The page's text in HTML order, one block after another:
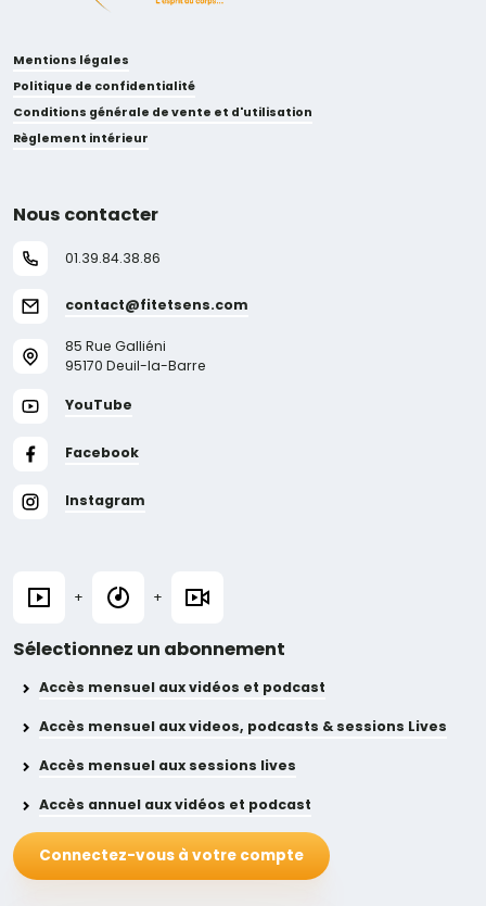
Mentions légales
Politique de confidentialité
Conditions générale de vente et d'utilisation
Règlement intérieur
Nous contacter
01.39.84.38.86
contact@fitetsens.com
85 Rue Galliéni
95170 Deuil-la-Barre
YouTube
Facebook
Instagram
+ +
Sélectionnez un abonnement
Accès mensuel aux vidéos et podcast
Accès mensuel aux videos, podcasts & sessions Lives
Accès mensuel aux sessions lives
Accès annuel aux vidéos et podcast
Connectez-vous à votre compte